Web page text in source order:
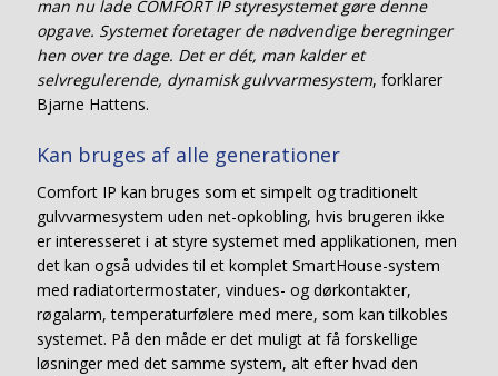
man nu lade COMFORT IP styresystemet gøre denne
opgave. Systemet foretager de nødvendige beregninger
hen over tre dage. Det er dét, man kalder et
selvregulerende, dynamisk gulvvarmesystem, forklarer
Bjarne Hattens.
Kan bruges af alle generationer
Comfort IP kan bruges som et simpelt og traditionelt
gulvvarmesystem uden net-opkobling, hvis brugeren ikke
er interesseret i at styre systemet med applikationen, men
det kan også udvides til et komplet SmartHouse-system
med radiatortermostater, vindues- og dørkontakter,
røgalarm, temperaturfølere med mere, som kan tilkobles
systemet. På den måde er det muligt at få forskellige
løsninger med det samme system, alt efter hvad den